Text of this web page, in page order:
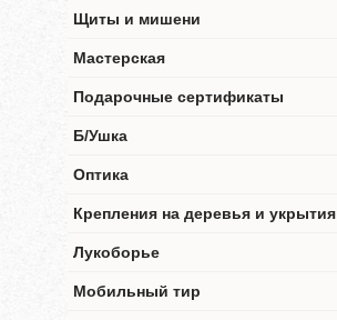
Щиты и мишени
Мастерская
Подарочные сертификаты
Б/Ушка
Оптика
Крепления на деревья и укрытия
Лукоборье
Мобильный тир